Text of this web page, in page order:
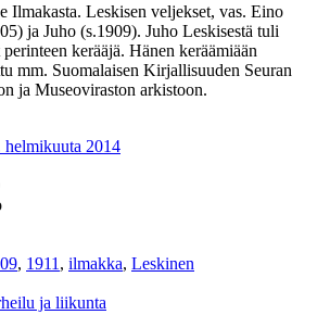
Ilmakasta. Leskisen veljekset, vas. Eino
ja Juho (s.1909). Juho Leskisestä tuli
kerääjä. Hänen keräämiään
mm. Suomalaisen Kirjallisuuden Seuran
ja Museoviraston arkistoon.
helmikuuta 2014
, 1911 , ilmakka, Leskinen
ja liikunta